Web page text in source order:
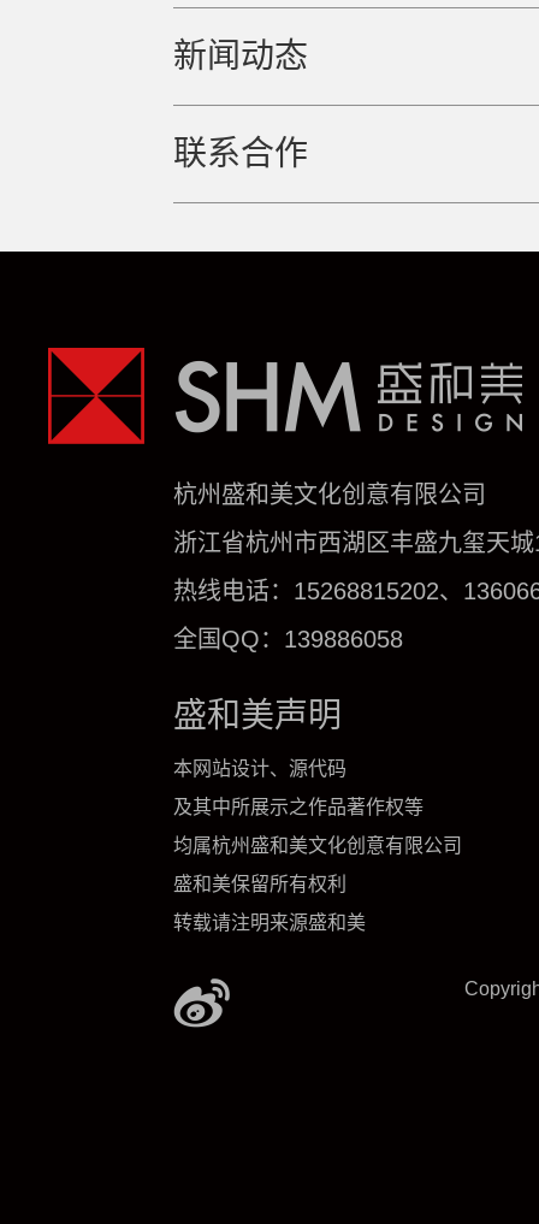
新闻动态
联系合作
杭州盛和美文化创意有限公司
浙江省杭州市西湖区丰盛九玺天
热线电话：15268815202、
全国QQ：139886058
盛和美声明
本网站设计、源代码
及其中所展示之作品著作权等
均属杭州盛和美文化创意有限公司
盛和美保留所有权利
转载请注明来源盛和美